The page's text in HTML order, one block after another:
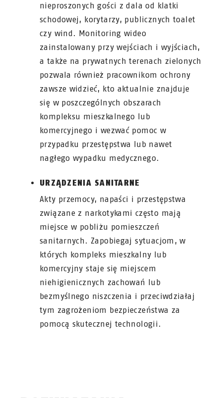
nieproszonych gości z dala od klatki
schodowej, korytarzy, publicznych toalet
czy wind. Monitoring wideo
zainstalowany przy wejściach i wyjściach,
a także na prywatnych terenach zielonych
pozwala również pracownikom ochrony
zawsze widzieć, kto aktualnie znajduje
się w poszczególnych obszarach
kompleksu mieszkalnego lub
komercyjnego i wezwać pomoc w
przypadku przestępstwa lub nawet
nagłego wypadku medycznego.
URZĄDZENIA SANITARNE
Akty przemocy, napaści i przestępstwa
związane z narkotykami często mają
miejsce w pobliżu pomieszczeń
sanitarnych. Zapobiegaj sytuacjom, w
których kompleks mieszkalny lub
komercyjny staje się miejscem
niehigienicznych zachowań lub
bezmyślnego niszczenia i przeciwdziałaj
tym zagrożeniom bezpieczeństwa za
pomocą skutecznej technologii.